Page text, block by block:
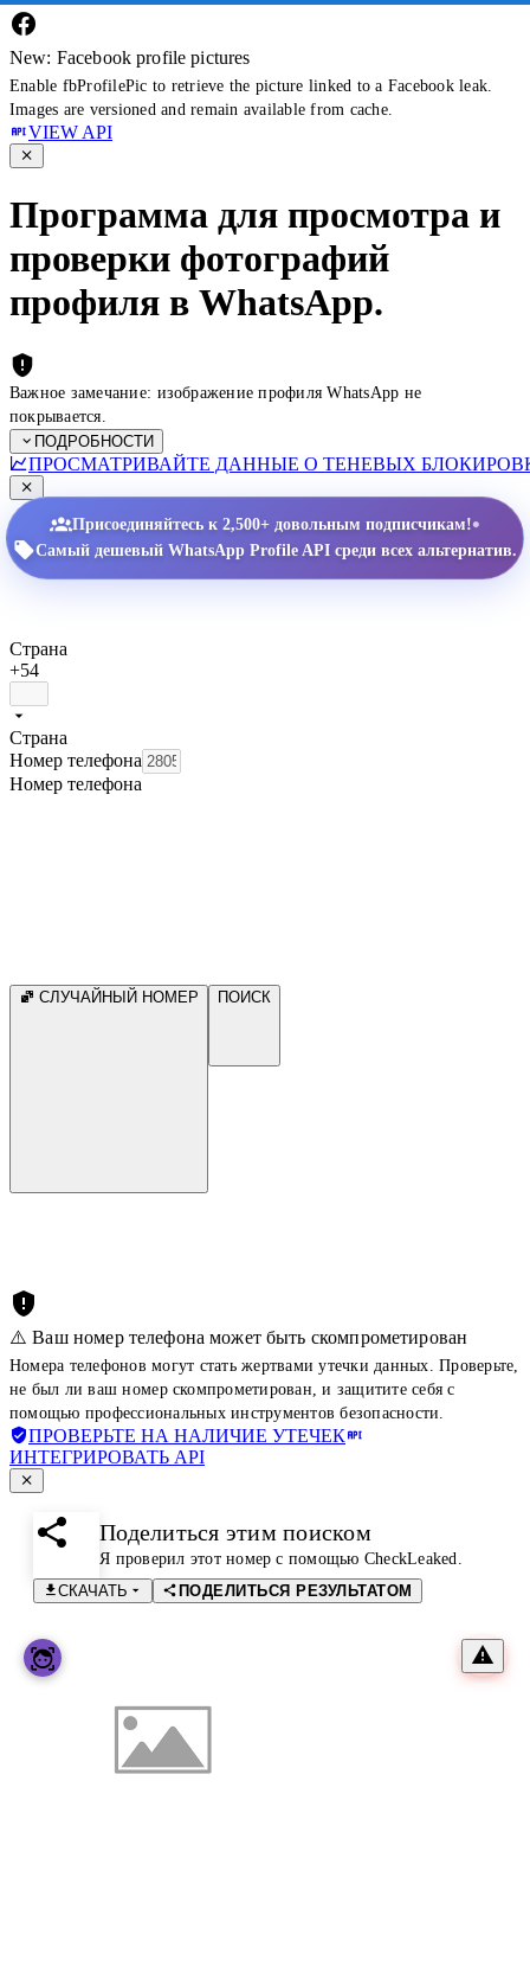
New: Facebook profile pictures
Enable fbProfilePic to retrieve the picture linked to a Facebook leak.
Images are versioned and remain available from cache.
VIEW API
Программа для просмотра и
проверки фотографий
профиля в WhatsApp.
Важное замечание: изображение профиля WhatsApp не
покрывается.
ПОДРОБНОСТИ
ПРОСМАТРИВАЙТЕ ДАННЫЕ О ТЕНЕВЫХ
Присоединяйтесь к 2,500+ довольным подписчикам!•
Самый дешевый WhatsApp Profile API среди всех альтернатив.
Страна
+54
Страна
Номер телефона
Номер телефона
СЛУЧАЙНЫЙ НОМЕР ПОИСК
⚠️ Ваш номер телефона может быть скомпрометирован
Номера телефонов могут стать жертвами утечки данных. Проверьте,
не был ли ваш номер скомпрометирован, и защитите себя с
помощью профессиональных инструментов безопасности.
ПРОВЕРЬТЕ НА НАЛИЧИЕ УТЕЧЕК
ИНТЕГРИРОВАТЬ API
Поделиться этим поиском
Я проверил этот номер с помощью CheckLeaked.
СКАЧАТЬ
ПОДЕЛИТЬСЯ РЕЗУЛЬТАТОМ